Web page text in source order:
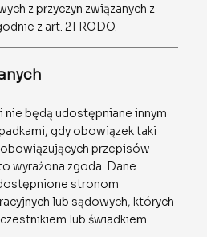
z przyczyn związanych z
z art. 21 RODO.
nie będą udostępniane innym
gdy obowiązek taki
przepisów
wyrażona zgoda. Dane
stronom
lub sądowych, których
lub świadkiem.